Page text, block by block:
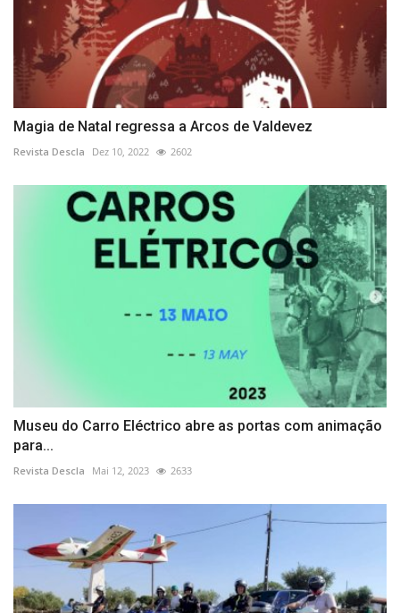
Magia de Natal regressa a Arcos de Valdevez
Revista Descla Dez 10, 2022 2602
Museu do Carro Eléctrico abre as portas com animação
para...
Revista Descla Mai 12, 2023 2633